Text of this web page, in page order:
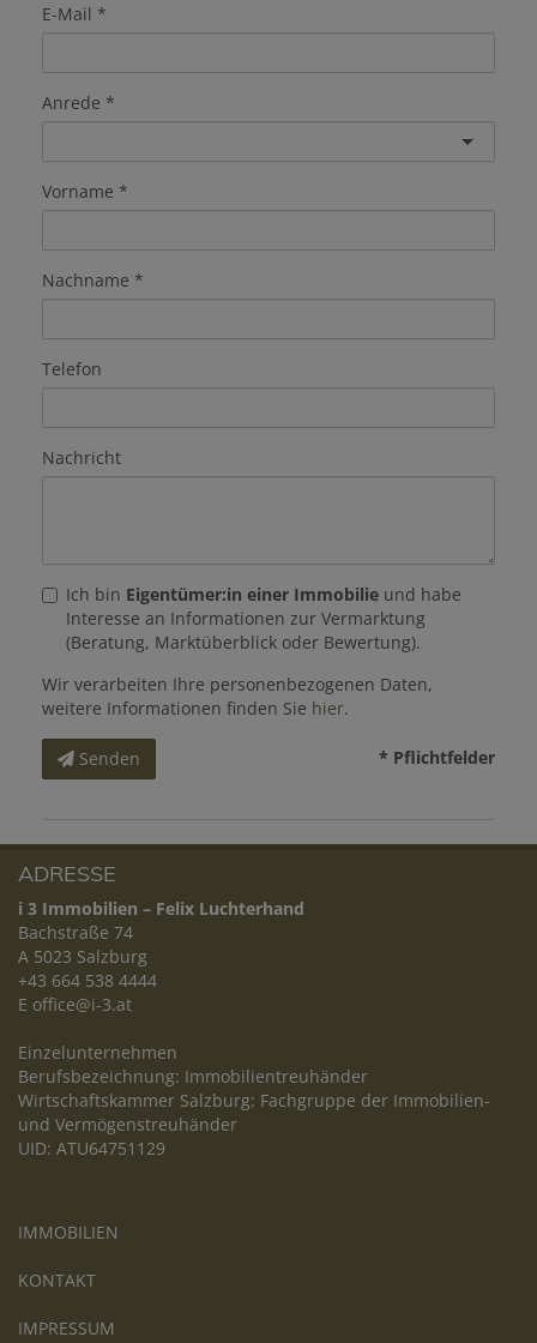
E-Mail
Anrede
Vorname
Nachname
Telefon
Nachricht
Ich bin Eigentümer:in einer Immobilie und habe
Interesse an Informationen zur Vermarktung
(Beratung, Marktüberblick oder Bewertung).
Wir verarbeiten Ihre personenbezogenen Daten,
weitere Informationen finden Sie hier.
Senden * Pflichtfelder
ADRESSE
i 3 Immobilien – Felix Luchterhand
Bachstraße 74
A 5023 Salzburg
+43 664 538 4444
E office@i-3.at
Einzelunternehmen
Berufsbezeichnung: Immobilientreuhänder
Wirtschaftskammer Salzburg: Fachgruppe der Immobilien-
und Vermögenstreuhänder
UID: ATU64751129
IMMOBILIEN
KONTAKT
IMPRESSUM